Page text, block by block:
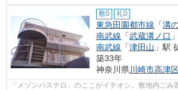
敷0 礼0
東急田園都市線 「溝
南武線 「武蔵溝ノ口
南武線 「津田山 」駅
築33年
神奈川県 川崎市高津
「メゾンパステロ」のここがイチオシ。敷地内ごみ